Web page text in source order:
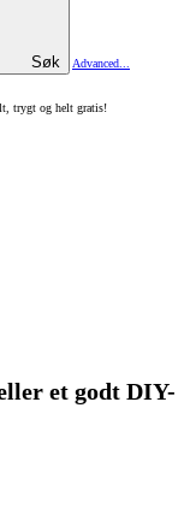
Søk
Advanced...
trygt og helt gratis!
et godt DIY-